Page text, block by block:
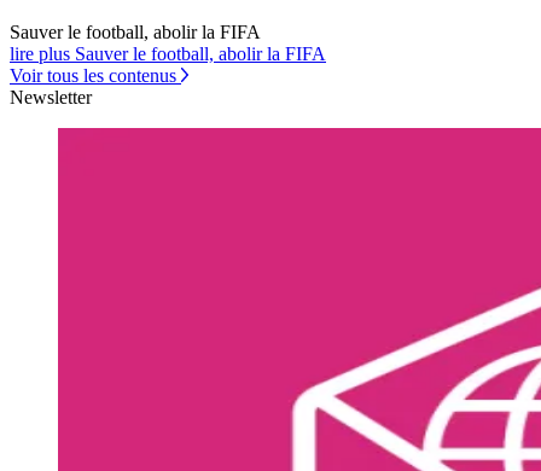
Sauver le football, abolir la FIFA
lire plus Sauver le football, abolir la FIFA
Voir tous les contenus
Newsletter